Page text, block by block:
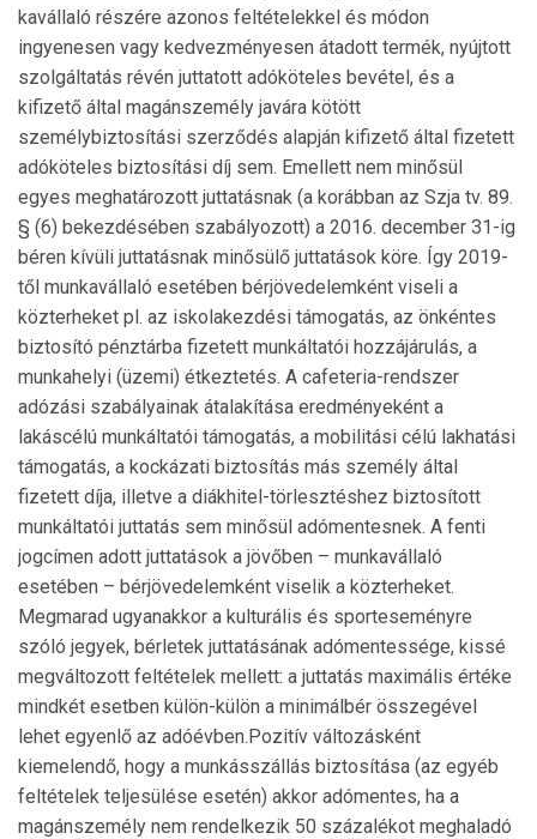
kavállaló részére azonos feltételekkel és módon
ingyenesen vagy kedvezményesen átadott termék, nyújtott
szol­gáltatás révén juttatott adóköteles bevétel, és a
kifizető által magánszemély javára kötött
személybiztosítási szerződés alapján kifizető által fizetett
adóköteles biztosítási díj sem. Emellett nem minősül
egyes meghatározott juttatásnak (a korábban az Szja tv. 89.
§ (6) bekezdésében szabályozott) a 2016. december 31-ig
béren kívüli juttatásnak minősülő juttatások köre. Így 2019-
től munkavállaló esetében bérjövedelemként viseli a
közterheket pl. az iskolakezdési tá­mo­gatás, az önkéntes
biztosító pénztárba fizetett munkáltatói hozzájárulás, a
munkahelyi (üzemi) étkeztetés. A cafeteria-rendszer
adózási szabályainak átalakítása eredményeként a
lakáscélú munkáltatói támogatás, a mobilitási célú lak­ha­tási
támogatás, a kockázati biztosítás más személy által
fizetett díja, illetve a diákhitel-törlesztéshez biztosított
munkál­tatói juttatás sem minősül adómentesnek. A fenti
jogcímen adott juttatások a jövőben – munkavállaló
esetében – bérjövedelemként viselik a közterheket.
Megmarad ugyanakkor a kulturális és sporteseményre
szóló jegyek, bérletek juttatásának adómentessége, kissé
meg­változott feltételek mellett: a juttatás maximális értéke
mindkét esetben külön-külön a minimálbér összegével
lehet egyenlő az adóévben.Pozitív változásként
kiemelendő, hogy a munkásszállás biztosítása (az egyéb
feltételek teljesülése esetén) akkor adó­mentes, ha a
magánszemély nem rendelkezik 50 száza­lékot meghaladó